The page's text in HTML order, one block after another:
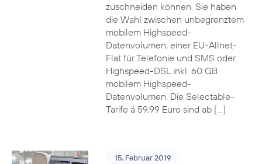
zuschneiden können. Sie haben
die Wahl zwischen unbegrenztem
mobilem Highspeed-
Datenvolumen, einer EU-Allnet-
Flat für Telefonie und SMS oder
Highspeed-DSL inkl. 60 GB
mobilem Highspeed-
Datenvolumen. Die Selectable-
Tarife á 59,99 Euro sind ab […]
15. Februar 2019